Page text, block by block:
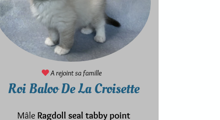
A rejoint sa famille
Roi Baloo De La Croisette
Mâle Ragdoll seal tabby point